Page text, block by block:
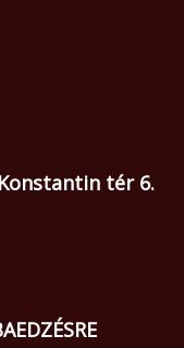
tér 6.